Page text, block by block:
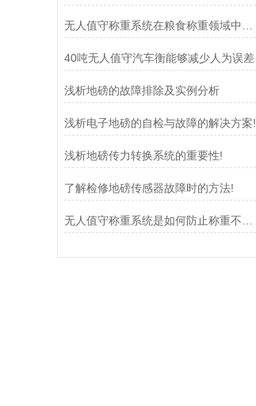
40吨无人值守汽车衡能够减少人为误差
浅析地磅的故障排除及实例分析
浅析电子地磅的自检与故障的解决方案!
浅析地磅传力转换系统的重要性!
了解检修地磅传感器故障时的方法!